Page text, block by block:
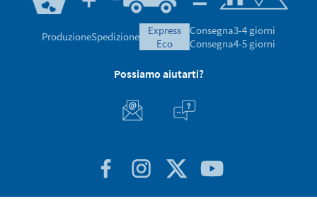
ProduzioneSpedizione
express
eco
Consegna3-4 giorni
Consegna4-5 giorni
Possiamo aiutarti?